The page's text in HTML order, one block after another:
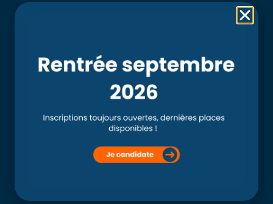
Rubriques
Recherche
Clinique ostéopathique interne du CSO Paris
Service aux étudiants
ACCÈS ÉTUDIANT